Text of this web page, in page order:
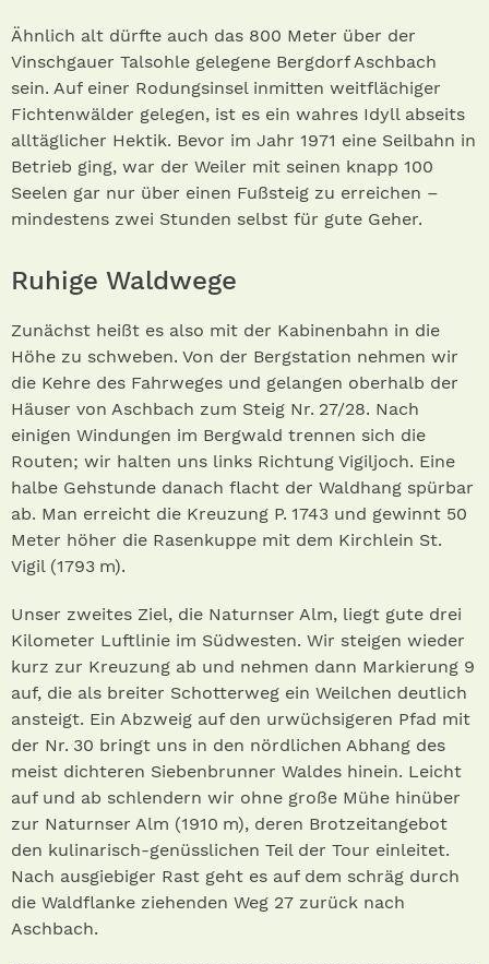
Ähnlich alt dürfte auch das 800 Meter über der
Vinschgauer Talsohle gelegene Bergdorf Aschbach
sein. Auf einer Rodungsinsel inmitten weitflächiger
Fichtenwälder gelegen, ist es ein wahres Idyll abseits
alltäglicher Hektik. Bevor im Jahr 1971 eine Seilbahn in
Betrieb ging, war der Weiler mit seinen knapp 100
Seelen gar nur über einen Fußsteig zu erreichen –
mindestens zwei Stunden selbst für gute Geher.
Ruhige Waldwege
Zunächst heißt es also mit der Kabinenbahn in die
Höhe zu schweben. Von der Bergstation nehmen wir
die Kehre des Fahrweges und gelangen oberhalb der
Häuser von Aschbach zum Steig Nr. 27/28. Nach
einigen Windungen im Bergwald trennen sich die
Routen; wir halten uns links Richtung Vigiljoch. Eine
halbe Gehstunde danach flacht der Waldhang spürbar
ab. Man erreicht die Kreuzung P. 1743 und gewinnt 50
Meter höher die Rasenkuppe mit dem Kirchlein St.
Vigil (1793 m).
Unser zweites Ziel, die Naturnser Alm, liegt gute drei
Kilometer Luftlinie im Südwesten. Wir steigen wieder
kurz zur Kreuzung ab und nehmen dann Markierung 9
auf, die als breiter Schotterweg ein Weilchen deutlich
ansteigt. Ein Abzweig auf den urwüchsigeren Pfad mit
der Nr. 30 bringt uns in den nördlichen Abhang des
meist dichteren Siebenbrunner Waldes hinein. Leicht
auf und ab schlendern wir ohne große Mühe hinüber
zur Naturnser Alm (1910 m), deren Brotzeitangebot
den kulinarisch-genüsslichen Teil der Tour einleitet.
Nach ausgiebiger Rast geht es auf dem schräg durch
die Waldflanke ziehenden Weg 27 zurück nach
Aschbach.